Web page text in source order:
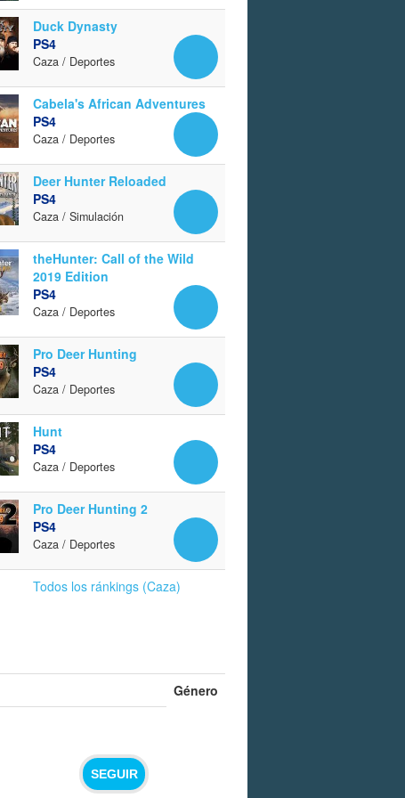
Duck Dynasty
PS4
Caza / Deportes
Cabela's African Adventures
PS4
Caza / Deportes
Deer Hunter Reloaded
PS4
Caza / Simulación
theHunter: Call of the Wild
2019 Edition
PS4
Caza / Deportes
Pro Deer Hunting
PS4
Caza / Deportes
Hunt
PS4
Caza / Deportes
Pro Deer Hunting 2
PS4
Caza / Deportes
Todos los ránkings (Caza)
Género
SEGUIR